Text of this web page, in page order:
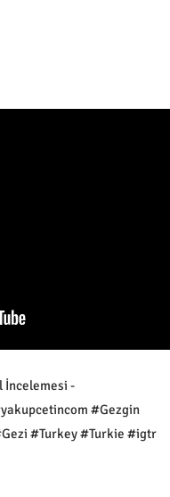
İncelemesi -
#Gezgin
#Turkey #Turkie #igtr